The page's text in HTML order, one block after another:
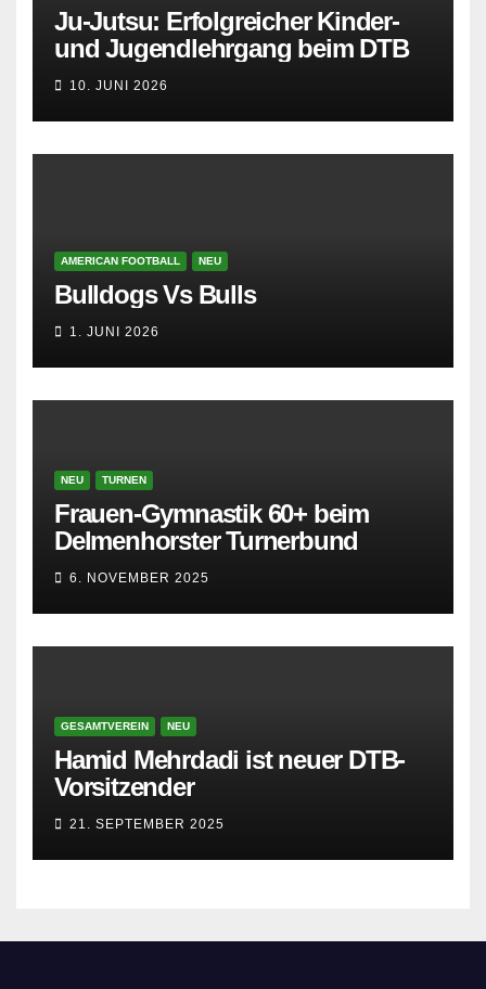
Ju-Jutsu: Erfolgreicher Kinder-
und Jugendlehrgang beim DTB
10. JUNI 2026
AMERICAN FOOTBALL NEU
Bulldogs Vs Bulls
1. JUNI 2026
NEU TURNEN
Frauen-Gymnastik 60+ beim
Delmenhorster Turnerbund
6. NOVEMBER 2025
GESAMTVEREIN NEU
Hamid Mehrdadi ist neuer DTB-
Vorsitzender
21. SEPTEMBER 2025